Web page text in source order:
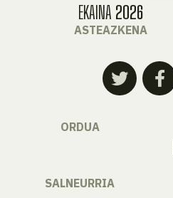
EKAINA 2026
ASTEAZKENA
ORDUA
SALNEURRIA